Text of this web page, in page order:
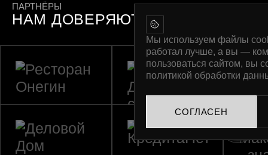
ПАРТНЁРЫ
НАМ ДОВЕРЯЮТ
Мы используем файлы
работал лучше, а вы —
пользоваться сайтом, вы
политикой обработки
СОГЛАСЕН